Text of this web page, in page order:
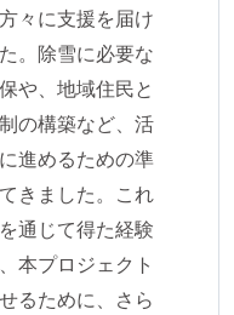
々に支援を届け
。除雪に必要な
や、地域住民と
の構築など、活
進めるための準
きました。これ
通じて得た経験
本プロジェクト
るために、さら